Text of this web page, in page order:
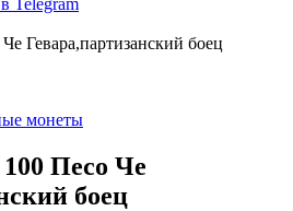
Telegram
Гевара,партизанский боец
монеты
Песо Че
боец